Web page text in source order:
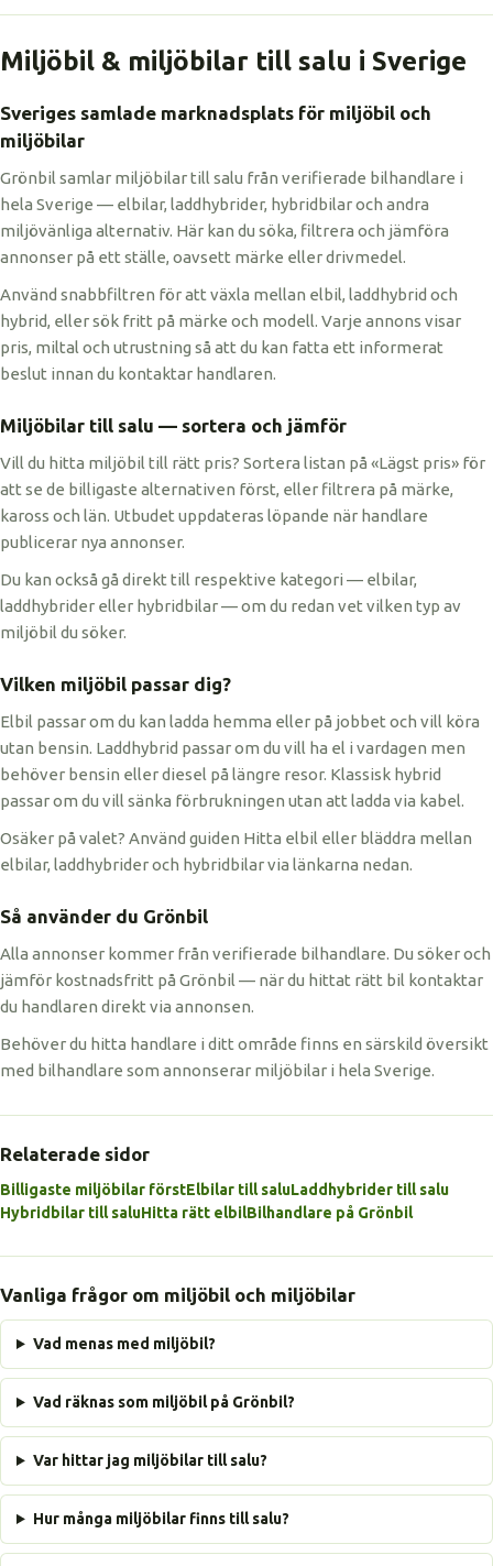
Miljöbil & miljöbilar till salu i Sverige
Sveriges samlade marknadsplats för miljöbil och
miljöbilar
Grönbil samlar miljöbilar till salu från verifierade bilhandlare i
hela Sverige — elbilar, laddhybrider, hybridbilar och andra
miljövänliga alternativ. Här kan du söka, filtrera och jämföra
annonser på ett ställe, oavsett märke eller drivmedel.
Använd snabbfiltren för att växla mellan elbil, laddhybrid och
hybrid, eller sök fritt på märke och modell. Varje annons visar
pris, miltal och utrustning så att du kan fatta ett informerat
beslut innan du kontaktar handlaren.
Miljöbilar till salu — sortera och jämför
Vill du hitta miljöbil till rätt pris? Sortera listan på «Lägst pris» för
att se de billigaste alternativen först, eller filtrera på märke,
kaross och län. Utbudet uppdateras löpande när handlare
publicerar nya annonser.
Du kan också gå direkt till respektive kategori — elbilar,
laddhybrider eller hybridbilar — om du redan vet vilken typ av
miljöbil du söker.
Vilken miljöbil passar dig?
Elbil passar om du kan ladda hemma eller på jobbet och vill köra
utan bensin. Laddhybrid passar om du vill ha el i vardagen men
behöver bensin eller diesel på längre resor. Klassisk hybrid
passar om du vill sänka förbrukningen utan att ladda via kabel.
Osäker på valet? Använd guiden Hitta elbil eller bläddra mellan
elbilar, laddhybrider och hybridbilar via länkarna nedan.
Så använder du Grönbil
Alla annonser kommer från verifierade bilhandlare. Du söker och
jämför kostnadsfritt på Grönbil — när du hittat rätt bil kontaktar
du handlaren direkt via annonsen.
Behöver du hitta handlare i ditt område finns en särskild översikt
med bilhandlare som annonserar miljöbilar i hela Sverige.
Relaterade sidor
Billigaste miljöbilar förstElbilar till saluLaddhybrider till salu
Hybridbilar till saluHitta rätt elbilBilhandlare på Grönbil
Vanliga frågor om miljöbil och miljöbilar
Vad menas med miljöbil?
Vad räknas som miljöbil på Grönbil?
Var hittar jag miljöbilar till salu?
Hur många miljöbilar finns till salu?